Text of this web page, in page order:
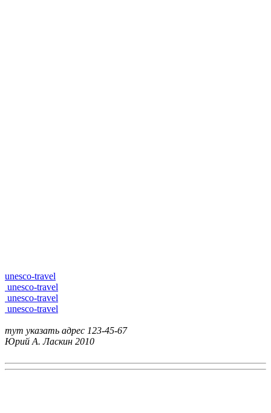
unesco-travel
unesco-travel
unesco-travel
unesco-travel
тут указать адрес 123-45-67
Юрий А. Ласкин 2010